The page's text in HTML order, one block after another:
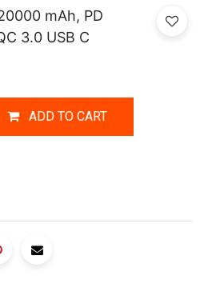
mAh, PD
3.0 USB C
ADD TO CART